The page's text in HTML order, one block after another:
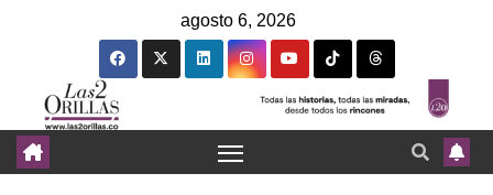
agosto 6, 2026